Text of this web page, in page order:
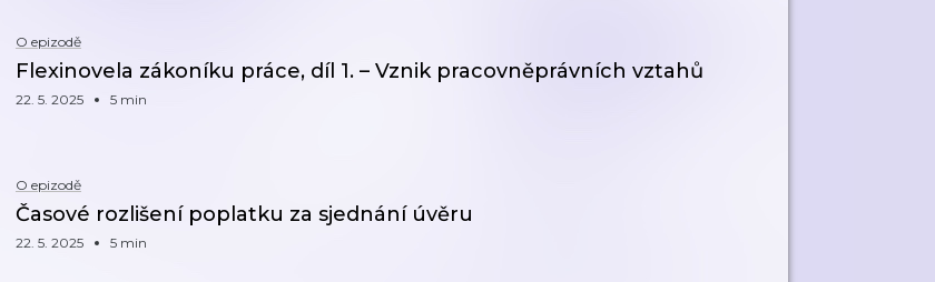
O epizodě
Flexinovela zákoníku práce, díl 1. – Vznik pracovněprávních vztahů
22. 5. 2025 5 min
O epizodě
Časové rozlišení poplatku za sjednání úvěru
22. 5. 2025 5 min